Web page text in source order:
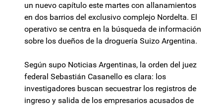
un nuevo capítulo este martes con allanamientos
en dos barrios del exclusivo complejo Nordelta. El
operativo se centra en la búsqueda de información
sobre los dueños de la droguería Suizo Argentina.
Según supo Noticias Argentinas, la orden del juez
federal Sebastián Casanello es clara: los
investigadores buscan secuestrar los registros de
ingreso y salida de los empresarios acusados de